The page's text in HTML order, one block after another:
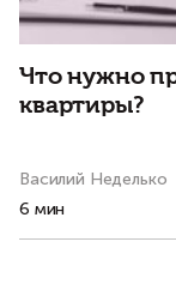
Что нужно
квартиры?
Василий Неделько
6 мин